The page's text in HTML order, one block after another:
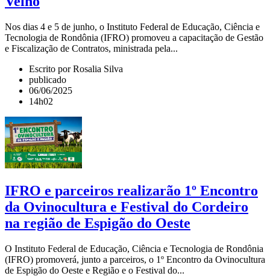
Nos dias 4 e 5 de junho, o Instituto Federal de Educação, Ciência e
Tecnologia de Rondônia (IFRO) promoveu a capacitação de Gestão
e Fiscalização de Contratos, ministrada pela...
Escrito por Rosalia Silva
publicado
06/06/2025
14h02
IFRO e parceiros realizarão 1º Encontro
da Ovinocultura e Festival do Cordeiro
na região de Espigão do Oeste
O Instituto Federal de Educação, Ciência e Tecnologia de Rondônia
(IFRO) promoverá, junto a parceiros, o 1º Encontro da Ovinocultura
de Espigão do Oeste e Região e o Festival do...